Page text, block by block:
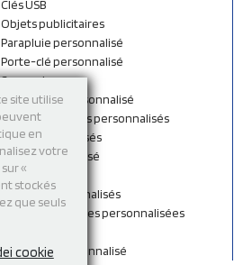
site utilise
en
votre
«
stockés
que seuls
cookie
Clés USB
Objets publicitaires
Parapluie personnalisé
Porte-clé personnalisé
Sac cordon
Sac en tissu personnalisé
Sacs et sacs à dos personnalisés
Sacs personnalisés
Stylo personnalisé
Sweatshirts
T-shirts personnalisés
Tasses et Gourdes personnalisées
Vêtement personnalisé